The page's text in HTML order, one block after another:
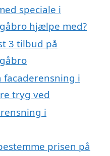
speciale i
hjælpe med?
3 tilbud på
facaderensning i
tryg ved
i
prisen på